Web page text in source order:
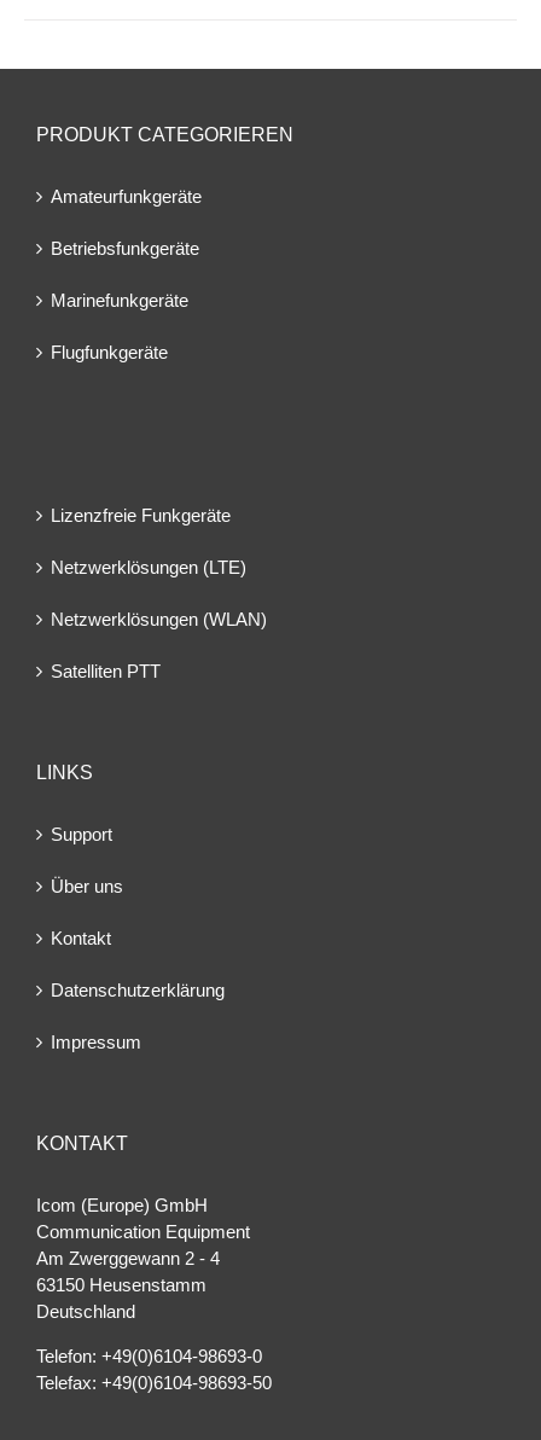
PRODUKT CATEGORIEREN
Amateurfunkgeräte
Betriebsfunkgeräte
Marinefunkgeräte
Flugfunkgeräte
Lizenzfreie Funkgeräte
Netzwerklösungen (LTE)
Netzwerklösungen (WLAN)
Satelliten PTT
LINKS
Support
Über uns
Kontakt
Datenschutzerklärung
Impressum
KONTAKT
Icom (Europe) GmbH
Communication Equipment
Am Zwerggewann 2 ‐ 4
63150 Heusenstamm
Deutschland
Telefon: +49(0)6104-98693-0
Telefax: +49(0)6104-98693-50